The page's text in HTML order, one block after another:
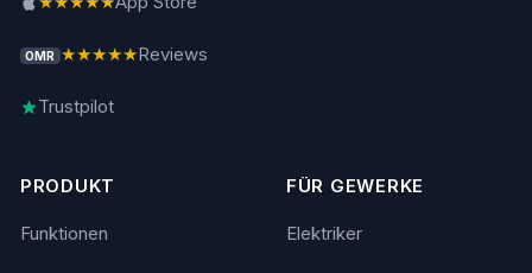
OMR ★★★★★ Reviews
Trustpilot
PRODUKT
Funktionen
FÜR GEWERKE
Elektriker